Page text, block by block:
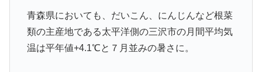
青森県においても、だいこん、にんじんなど根菜
類の主産地である太平洋側の三沢市の月間平均気
温は平年値+4.1℃と７月並みの暑さに。